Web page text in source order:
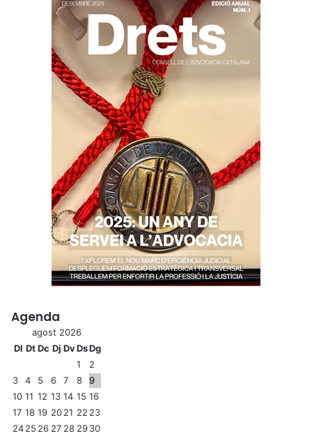
Agenda
agost 2026
Dl DtDc Dj DvDsDg
1
2
3
4 5 6 7 8
9
10 11 12 13 14 15 16
17 18 19 2021 22 23
2425 26 27 28 2930